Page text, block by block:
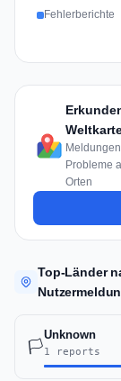
Fehlerberichte
Probleme
Orten
Top-Länder
🏳️
Unknown
1 reports